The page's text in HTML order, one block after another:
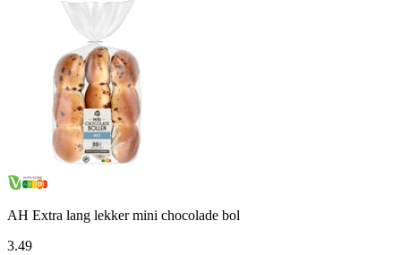
AH Extra lang lekker mini chocolade bol
3.49